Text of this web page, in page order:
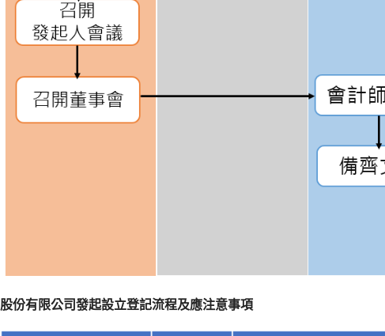
股份有限公司發起設立登記流程及應注意事項